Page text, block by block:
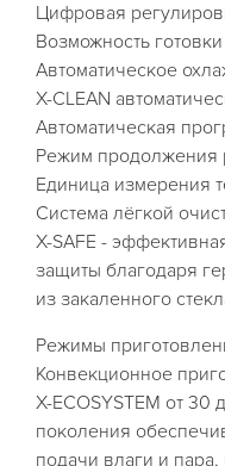
Цифровая
Возможность
Автоматическое
X-CLEAN
Автоматическая
Режим продолжения
Единица измерения
Система лёгкой
X-SAFE -
защиты благодаря
из закаленного
Режимы
Конвекционное
X-ECOSYSTEM от 30
поколения
подачи влаги и